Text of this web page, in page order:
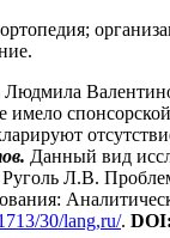
Людмила
имело
Данный вид
Л.В.
30/lang,ru/. DOI: